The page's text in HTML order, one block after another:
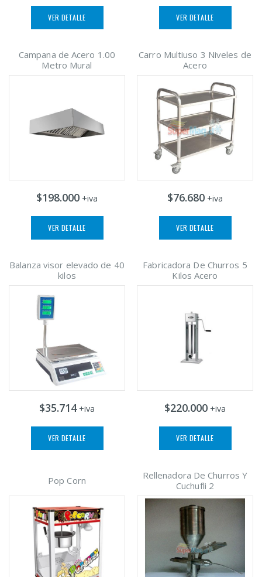
VER DETALLE VER DETALLE
Campana de Acero 1.00
Metro Mural
$198.000 +iva
VER DETALLE
Carro Multiuso 3 Niveles de
Acero
$76.680 +iva
VER DETALLE
Balanza visor elevado de 40
kilos
$35.714+iva
VER DETALLE
Fabricadora De Churros 5
Kilos Acero
$220.000 +iva
VER DETALLE
Pop Corn
Rellenadora De Churros Y
Cuchufli 2